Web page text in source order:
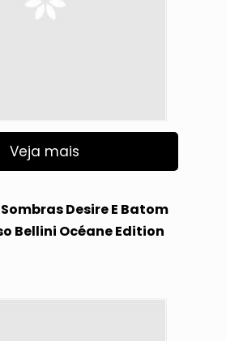
Veja mais
Desire E Batom
Bellini Océane Edition